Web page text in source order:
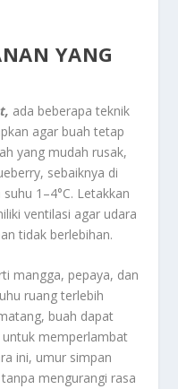
YANG
ada beberapa teknik
agar buah tetap
yang mudah rusak,
sebaiknya di
1–4°C. Letakkan
ventilasi agar udara
tidak berlebihan.
mangga, pepaya, dan
ruang terlebih
buah dapat
untuk memperlambat
ini, umur simpan
mengurangi rasa